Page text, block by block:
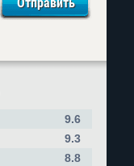
9.6
9.3
8.8